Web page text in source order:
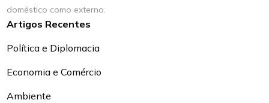
doméstico como externo.
Artigos Recentes
Política e Diplomacia
Economia e Comércio
Ambiente